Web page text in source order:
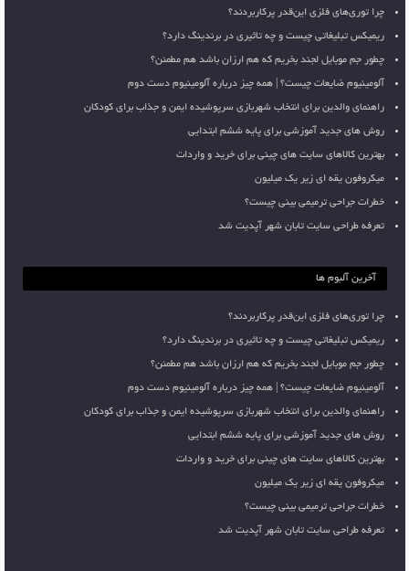
چرا توری‌های فلزی این‌قدر پرکاربردند؟
ریمیکس تبلیغاتی چیست و چه تاثیری در برندینگ دارد؟
چطور جم موبایل لجند بخریم که هم ارزان باشد هم مطمئن؟
آلومینیوم ضایعات چیست؟ | همه چیز درباره آلومینیوم دست دوم
راهنمای والدین برای انتخاب شهربازی سرپوشیده ایمن و جذاب برای کودکان
روش های جدید آموزشی برای پایه ششم ابتدایی
بهترین کالاهای سایت های چینی برای خرید و واردات
میکروفون یقه ای زیر یک میلیون
خطرات جراحی ترمیمی بینی چیست؟
تعرفه طراحی سایت تابان شهر آپدیت شد
آخرین آلبوم ها
چرا توری‌های فلزی این‌قدر پرکاربردند؟
ریمیکس تبلیغاتی چیست و چه تاثیری در برندینگ دارد؟
چطور جم موبایل لجند بخریم که هم ارزان باشد هم مطمئن؟
آلومینیوم ضایعات چیست؟ | همه چیز درباره آلومینیوم دست دوم
راهنمای والدین برای انتخاب شهربازی سرپوشیده ایمن و جذاب برای کودکان
روش های جدید آموزشی برای پایه ششم ابتدایی
بهترین کالاهای سایت های چینی برای خرید و واردات
میکروفون یقه ای زیر یک میلیون
خطرات جراحی ترمیمی بینی چیست؟
تعرفه طراحی سایت تابان شهر آپدیت شد